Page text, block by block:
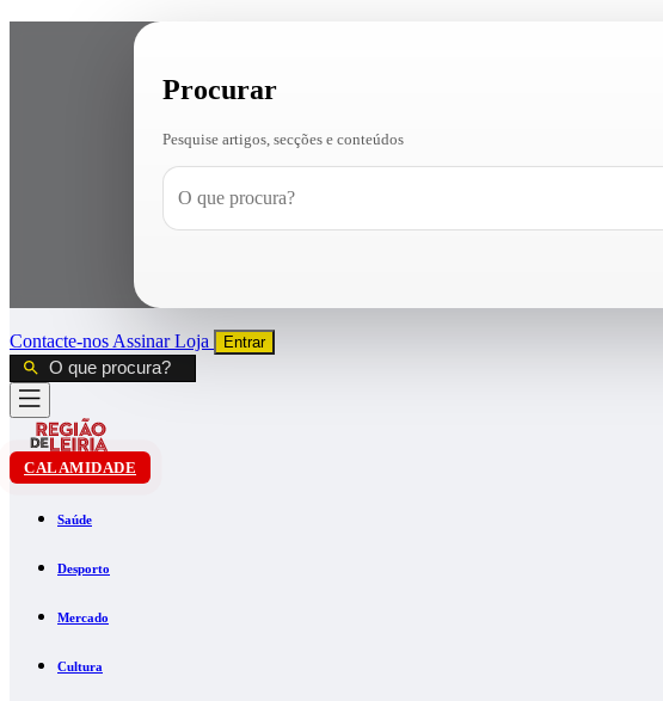
Procurar
Pesquise artigos, secções e conteúdos
Contacte-nos AssinarLoja Entrar
CALAMIDADE
Saúde
Desporto
Mercado
Cultura